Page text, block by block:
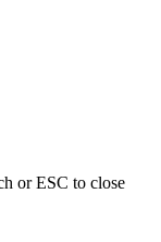
or ESC to close